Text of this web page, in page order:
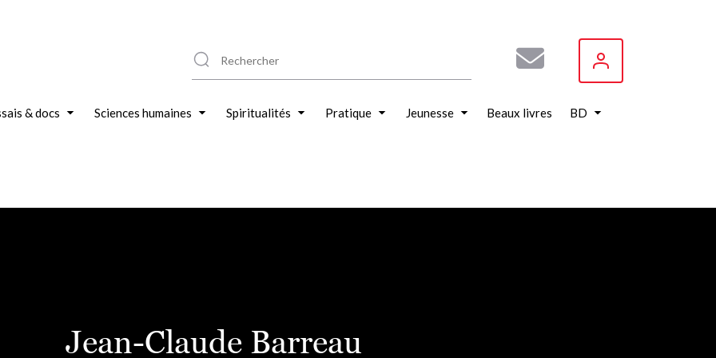
& docs Sciences humaines Spiritualités Pratique Jeunesse Beaux livres BD
Jean-Claude Barreau